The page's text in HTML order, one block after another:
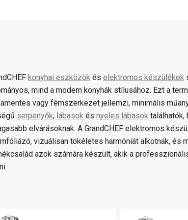
konyhai eszközök és elektromos készülékek
mind a modern konyhák stílusához. Ezt a
vagy fémszerkezet jellemzi, minimális
serpenyők, lábasok és nyeles lábasok találhatók,
elvárásoknak. A GrandCHEF elektromos
vizuálisan tökéletes harmóniát alkotnak, és
azok számára készült, akik a